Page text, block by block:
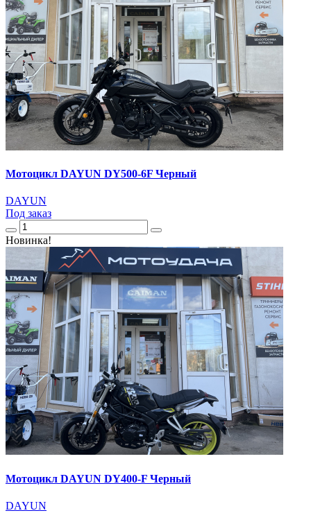
Мотоцикл DAYUN DY500-6F Черный
DAYUN
Под заказ
Новинка!
Мотоцикл DAYUN DY400-F Черный
DAYUN